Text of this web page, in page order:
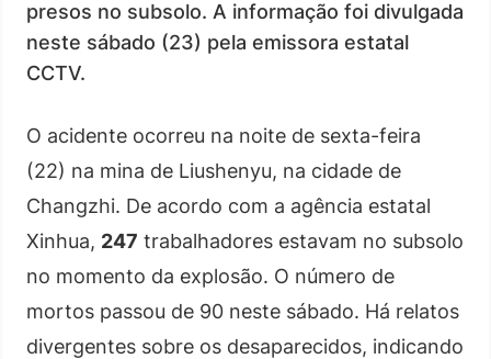
presos no subsolo. A informação foi divulgada
neste sábado (23) pela emissora estatal
CCTV.
O acidente ocorreu na noite de sexta-feira
(22) na mina de Liushenyu, na cidade de
Changzhi. De acordo com a agência estatal
Xinhua, 247 trabalhadores estavam no subsolo
no momento da explosão. O número de
mortos passou de 90 neste sábado. Há relatos
divergentes sobre os desaparecidos, indicando